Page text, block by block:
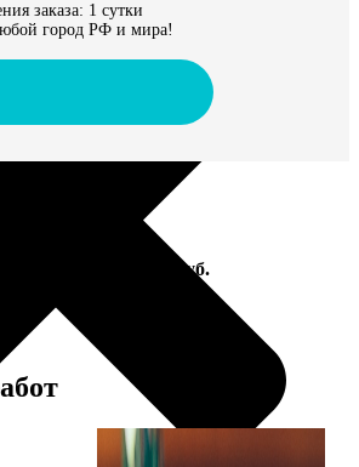
заказа: 1 сутки
город РФ и мира!
Цена, руб.
рамке